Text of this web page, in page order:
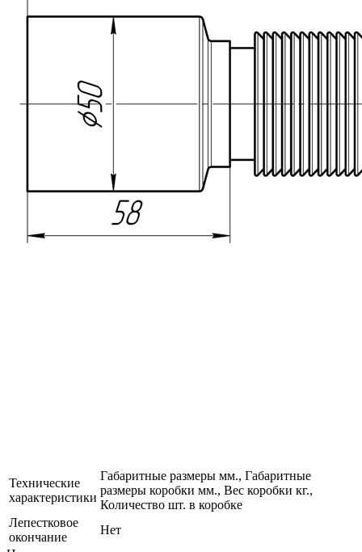
Технические
характеристики
Габаритные размеры мм., Габаритные
размеры коробки мм., Вес коробки кг.,
Количество шт. в коробке
Лепестковое
окончание
Нет